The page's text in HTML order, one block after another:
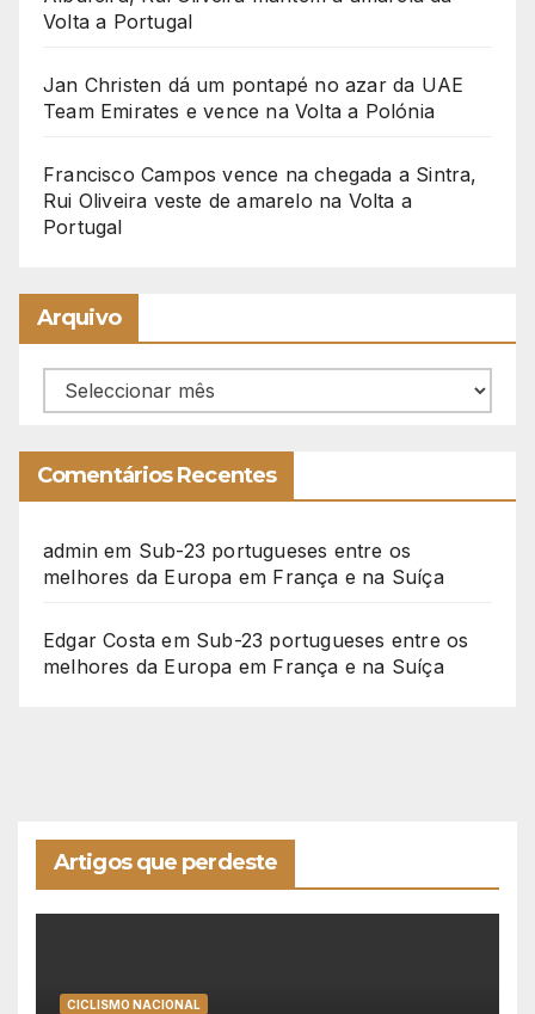
Volta a Portugal
Jan Christen dá um pontapé no azar da UAE
Team Emirates e vence na Volta a Polónia
Francisco Campos vence na chegada a Sintra,
Rui Oliveira veste de amarelo na Volta a
Portugal
Arquivo
Arquivo
Comentários Recentes
admin em Sub-23 portugueses entre os
melhores da Europa em França e na Suíça
Edgar Costa em Sub-23 portugueses entre os
melhores da Europa em França e na Suíça
Artigos que perdeste
CICLISMO NACIONAL